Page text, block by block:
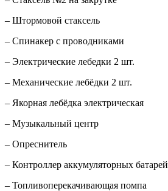
– Штормовой стаксель
– Спинакер с проводниками
– Электрические лебедки 2 шт.
– Механические лебёдки 2 шт.
– Якорная лебёдка электрическая
– Музыкальный центр
– Опреснитель
– Контроллер аккумуляторных батарей
– Топливоперекачивающая помпа